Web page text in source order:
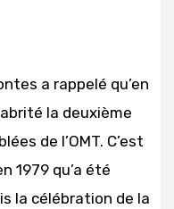
a rappelé qu’en
la deuxième
de l’OMT. C’est
1979 qu’a été
la célébration de la